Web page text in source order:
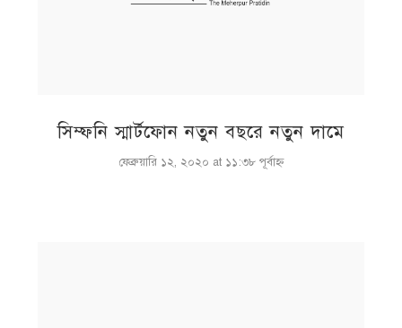
সিম্ফনি স্মার্টফোন নতুন বছরে নতুন দামে
ফেব্রুয়ারি ১২, ২০২০ at ১১:৩৮ পূর্বাহ্ণ